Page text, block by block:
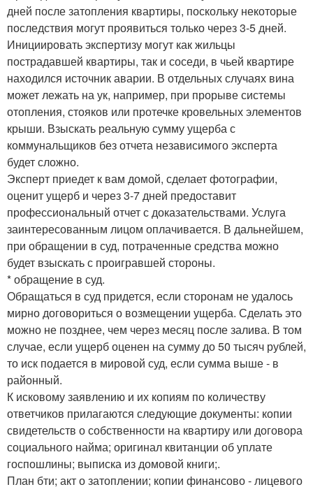
дней после затопления квартиры, поскольку некоторые
последствия могут проявиться только через 3-5 дней.
Инициировать экспертизу могут как жильцы
пострадавшей квартиры, так и соседи, в чьей квартире
находился источник аварии. В отдельных случаях вина
может лежать на ук, например, при прорыве системы
отопления, стояков или протечке кровельных элементов
крыши. Взыскать реальную сумму ущерба с
коммунальщиков без отчета независимого эксперта
будет сложно.
Эксперт приедет к вам домой, сделает фотографии,
оценит ущерб и через 3-7 дней предоставит
профессиональный отчет с доказательствами. Услуга
заинтересованным лицом оплачивается. В дальнейшем,
при обращении в суд, потраченные средства можно
будет взыскать с проигравшей стороны.
* обращение в суд.
Обращаться в суд придется, если сторонам не удалось
мирно договориться о возмещении ущерба. Сделать это
можно не позднее, чем через месяц после залива. В том
случае, если ущерб оценен на сумму до 50 тысяч рублей,
то иск подается в мировой суд, если сумма выше - в
районный.
К исковому заявлению и их копиям по количеству
ответчиков прилагаются следующие документы: копии
свидетельств о собственности на квартиру или договора
социального найма; оригинал квитанции об уплате
госпошлины; выписка из домовой книги;.
План бти; акт о затоплении; копии финансово - лицевого